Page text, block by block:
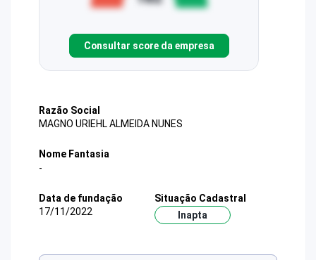
Consultar score da empresa
Razão Social
MAGNO URIEHL ALMEIDA NUNES
Nome Fantasia
-
Data de fundação
17/11/2022
Situação Cadastral
Inapta